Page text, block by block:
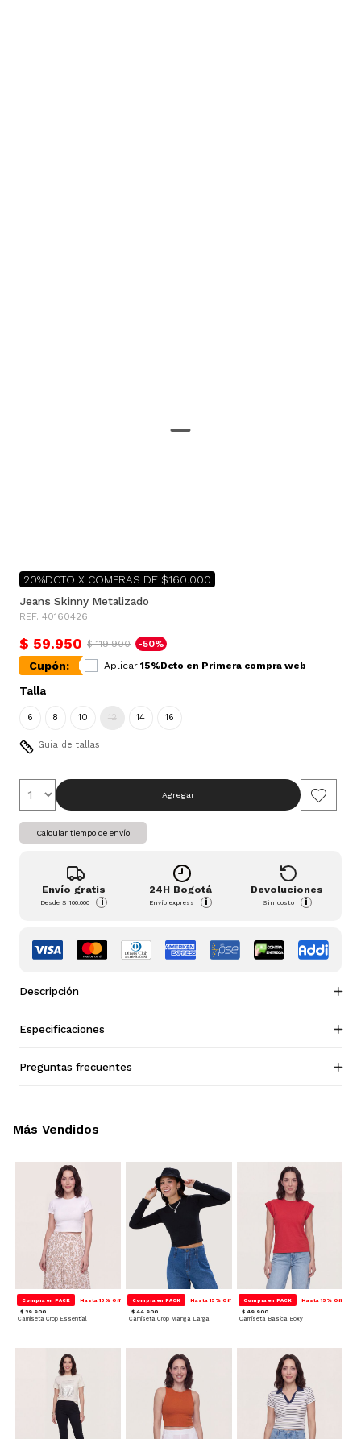
20%DCTO X COMPRAS DE $160.000
Jeans Skinny Metalizado
REF. 40160426
$ 59.950 $ 119.900 -50%
Cupón: Aplicar 15%Dcto en Primera compra web
Talla
6 8 10 12 14 16
Guia de tallas
Agregar
Calcular tiempo de envío
Envío gratis
Desde$ 100.000 i
24H Bogotá
Envío express i
Devoluciones
Sin costo i
Descripción
Especificaciones
Preguntas frecuentes
Compra en PACK Hasta 15% Off
$ 39.900
Camiseta Crop Essential
Compra en PACK Hasta 15% Off
$ 44.900
Camiseta Crop Manga Larga
Compra en PACK Hasta 15% Off
$ 49.900
Camiseta Basica Boxy
Más Vendidos